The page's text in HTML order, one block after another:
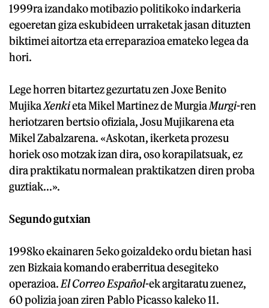
1999ra izandako motibazio politikoko indarkeria
egoeretan giza eskubideen urraketak jasan dituzten
biktimei aitortza eta erreparazioa emateko legea da
hori.
Lege horren bitartez gezurtatu zen Joxe Benito
MujikaXenkieta Mikel Martinez de MurgiaMurgi-ren
heriotzaren bertsio ofiziala, Josu Mujikarena eta
Mikel Zabalzarena. «Askotan, ikerketa prozesu
horiek oso motzak izan dira, oso korapilatsuak, ez
dira praktikatu normalean praktikatzen diren proba
guztiak...».
Segundo gutxian
1998ko ekainaren 5eko goizaldeko ordu bietan hasi
zen Bizkaia komando eraberritua desegiteko
operazioa. El Correo Español-ek argitaratu zuenez,
60 polizia joan ziren Pablo Picasso kaleko 11.